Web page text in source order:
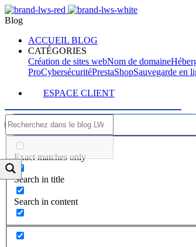
Blog
ACCUEIL BLOG
CATÉGORIES
Création de sites webNom de domaine
ProCybersécuritéPrestaShopSauvegarde en
ESPACE CLIENT
Exact matches only
Search in title
Search in content